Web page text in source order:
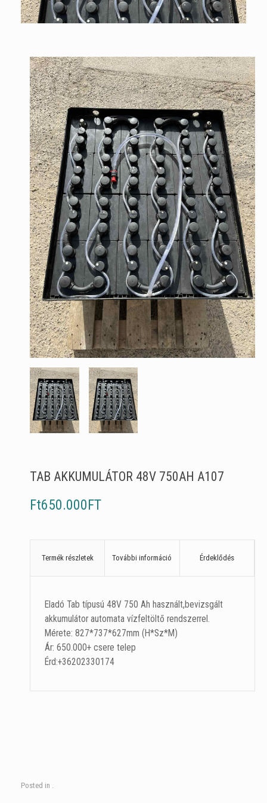
TAB AKKUMULÁTOR 48V 750AH A107
Ft650.000FT
Termék részletek További információ Érdeklődés
Eladó Tab típusú 48V 750 Ah használt,bevizsgált
akkumulátor automata vízfeltöltő rendszerrel.
Mérete: 827*737*627mm (H*Sz*M)
Ár: 650.000+ csere telep
Érd:+36202330174
Posted in .